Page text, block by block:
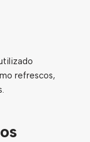
refrescos,